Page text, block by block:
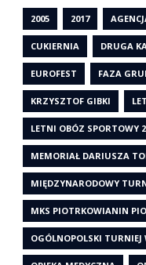
2005 2017
CUKIERNIA DRUGA
EUROFEST FAZA
KRZYSZTOF GIBKI
LETNI OBÓZ SPORTOWY
MEMORIAŁ DARIUSZA
MIĘDZYNARODOWY
MKS PIOTRKOWIANIN
OGÓLNOPOLSKI